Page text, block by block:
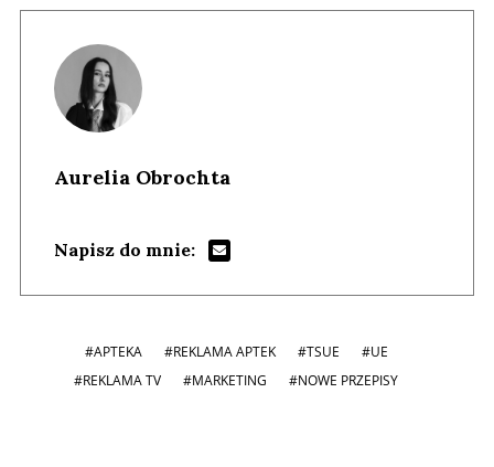
Aurelia Obrochta
Napisz do mnie:
#APTEKA #REKLAMA APTEK #TSUE
#UE
#REKLAMA TV
#MARKETING #NOWE PRZEPISY